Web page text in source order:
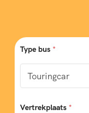
Type bus *
Vertrekplaats *